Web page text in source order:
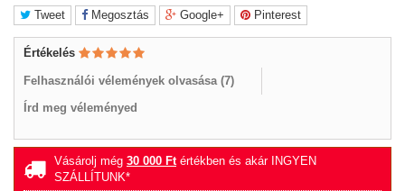
Tweet Megosztás Google+ Pinterest
Értékelés
Felhasználói vélemények olvasása (7)
Írd meg véleményed
Vásárolj még 30 000 Ft‎értékben és akár INGYEN
SZÁLLÍTUNK*